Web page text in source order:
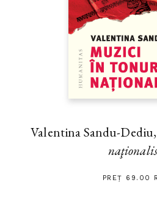
Valentina Sandu-
PREȚ 69.00